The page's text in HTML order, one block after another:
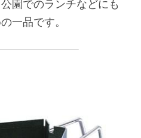
園でのランチなどにも
一品です。